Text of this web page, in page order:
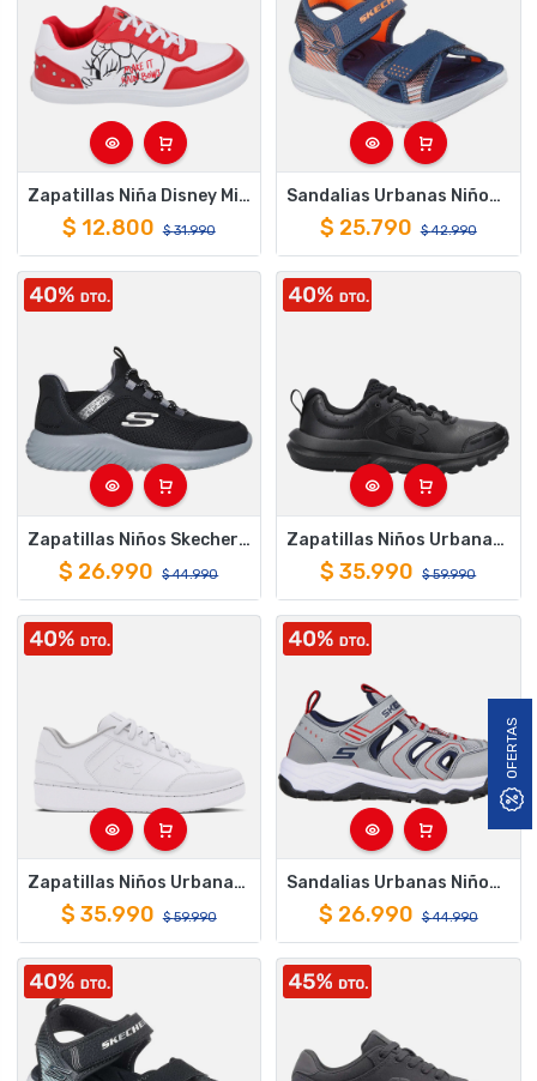
OFERTAS
Zapatillas Niña Disney Minnie Mouse Blanca Rojo Moda
$ 12.800 $31.990
Sandalias Urbanas Niños Skechers Microspec-Splash Azul
$ 25.790 $42.990
Zapatillas Niños Skechers Slip-Ins Bounder - Brisk-Burst Negro 403822L-BKCC
$ 26.990 $44.990
Zapatillas Niños Urbanas Under Armour Assert 10 Negro
$35.990 $59.990
Zapatillas Niños Urbanas Under Armour Official Blanco
$ 35.990 $59.990
Sandalias Urbanas Niños Skechers Solar Quest Gris
$ 26.990 $44.990